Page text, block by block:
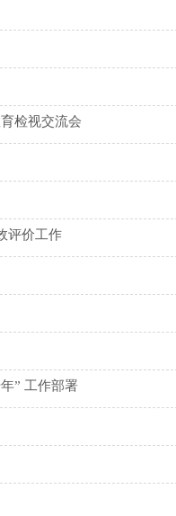
检视交流会
评价工作
” 工作部署